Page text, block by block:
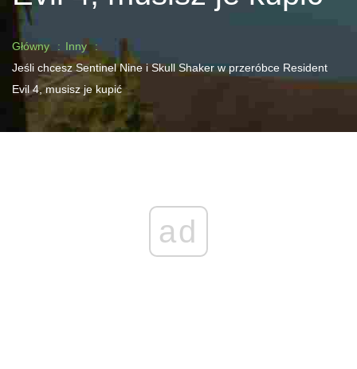
Główny
Inny
Jeśli chcesz Sentinel Nine i Skull Shaker w przeróbce Resident
Evil 4, musisz je kupić
ad